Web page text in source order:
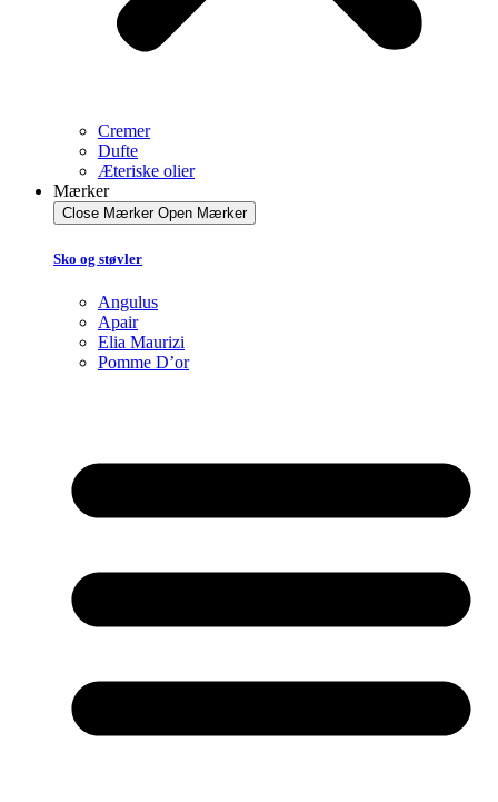
Cremer
Dufte
Æteriske olier
Mærker
Close Mærker Open Mærker
Sko og støvler
Angulus
Apair
Elia Maurizi
Pomme D’or